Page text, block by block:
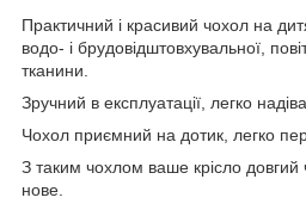
Практичний і красивий чохол на
водо- і брудовідштовхувальної,
тканини.
Зручний в експлуатації, легко
Чохол приємний на дотик, легко
З таким чохлом ваше крісло
нове.